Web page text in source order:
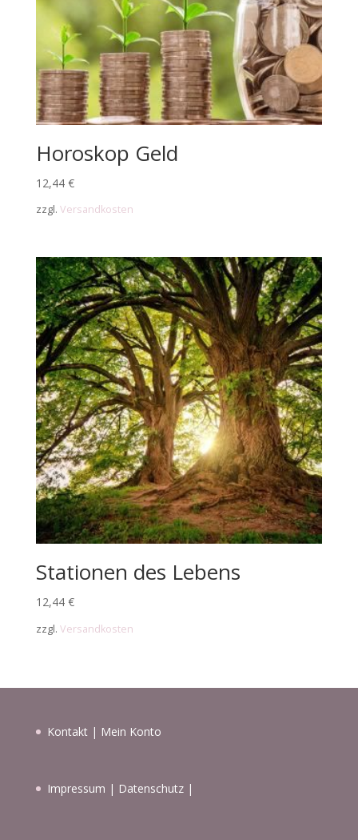
Horoskop Geld
12,44 €
zzgl. Versandkosten
Stationen des Lebens
12,44 €
zzgl. Versandkosten
Kontakt | Mein Konto
Impressum | Datenschutz|